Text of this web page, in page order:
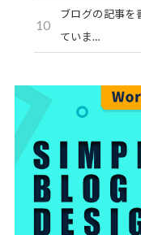
10
ブログの記事を
ていま…